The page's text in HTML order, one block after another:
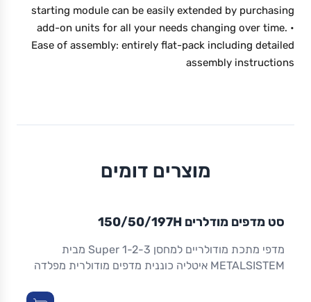
starting module can be easily extended by purchasing
add-on units for all your needs changing over time. •
Ease of assembly: entirely flat-pack including detailed
assembly instructions
מוצרים דומים
סט מדפים מודלרים 150/50/197H
מדפי מתכת מודולריים למחסן Super 1-2-3 מבית
METALSISTEM איטליה כוננית מדפים מודולרית מפלדה
מדפים למחסן הביתי, למשרד, לבתי עסק, למוסכים ולאחסון